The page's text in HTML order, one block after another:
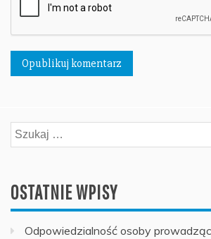
Szukaj:
OSTATNIE WPISY
Odpowiedzialność osoby